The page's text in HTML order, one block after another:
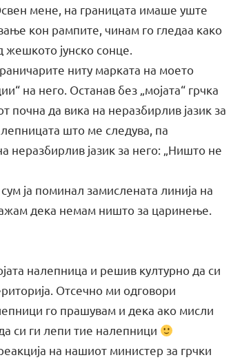
мене, на границата имаше уште
кон рампите, чинам го гледаа како
јунско сонце.
ниту марката на моето
на него. Останав без „мојата“ грчка
да вика на неразбирлив јазик за
што ме следува, па
неразбирлив јазик за него: „Ништо не
ја поминал замислената линија на
дека немам ништо за царинење.
налепница и решив културно да си
Отсечно ми одговори
го прашувам и дека ако мисли
си ги лепи тие налепници
на нашиот министер за грчки